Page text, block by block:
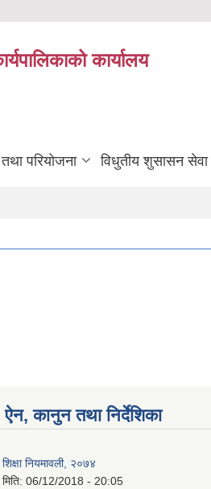
कार्यालय
परियोजना विधुतीय शुसासन सेवा
ऐन, कानुन तथा निर्देशिका
शिक्षा नियमावली, २०७४
मिति: 06/12/2018 - 20:05